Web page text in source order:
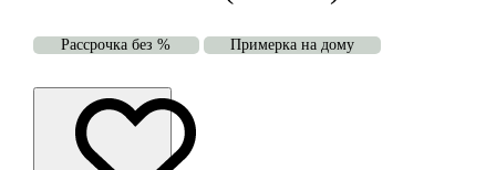
Рассрочка без % Примерка на дому